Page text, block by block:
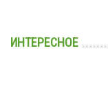
ИНТЕРЕСНОЕ